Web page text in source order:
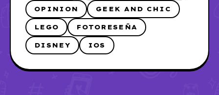
OPINION GEEK AND CHIC
LEGO FOTORESEÑA
DISNEY IOS